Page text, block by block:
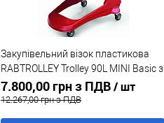
Закупівельний візок пластикова
RABTROLLEY Trolley 90L MINI Basic з
дитячим сидінням Червоний
7.800,00 грн з ПДВ/ шт
12.267,00 грн з ПДВ